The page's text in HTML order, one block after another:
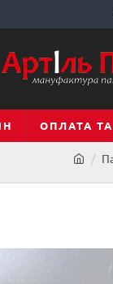
ОПЛАТА